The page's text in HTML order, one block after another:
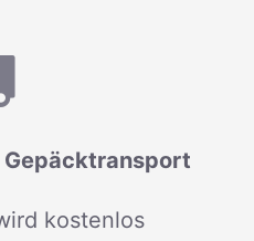
Gepäcktransport
kostenlos